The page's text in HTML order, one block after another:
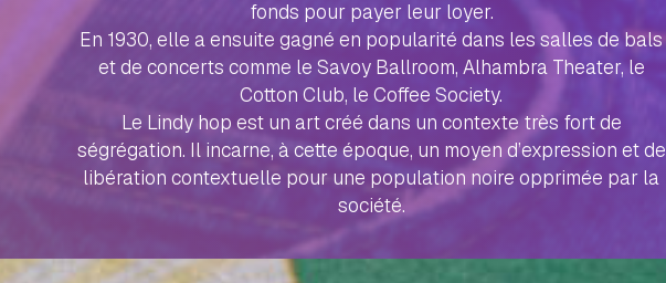
fonds pour payer leur loyer.
En 1930, elle a ensuite gagné en popularité dans les salles de bals
et de concerts comme le Savoy Ballroom, Alhambra Theater, le
Cotton Club, le Coffee Society.
Le Lindy hop est un art créé dans un contexte très fort de
ségrégation. Il incarne, à cette époque, un moyen d’expression et de
libération contextuelle pour une population noire opprimée par la
société.